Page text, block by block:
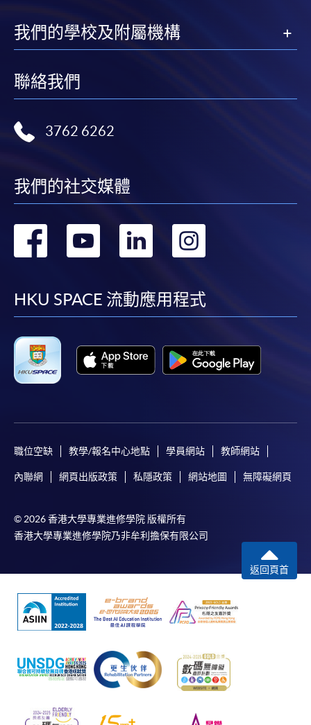
我們的學校及附屬機構
聯絡我們
3762 6262
我們的社交媒體
轉
facebook
轉
youtube
轉
linkedin
HKU SPACE 流動應用程式
職位空缺 教學/報名中心地點 學員網站 教師網站
內聯網 網頁出版政策 私隱政策 網站地圖 無障礙網頁
© 2026 香港大學專業進修學院 版權所有
香港大學專業進修學院乃非牟利擔保有限公司
返回頁首